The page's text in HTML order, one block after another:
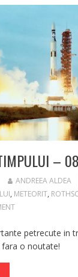
–
ANDREEA ALDEA
, METEORIT,
petrecute in
o noutate!